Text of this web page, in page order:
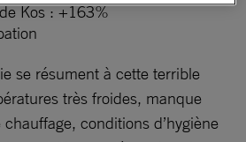
Kos : +163%
se résument à cette terrible
très froides, manque
conditions d’hygiène